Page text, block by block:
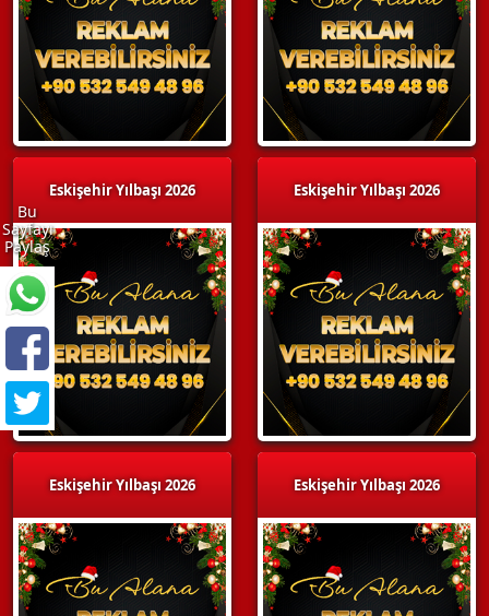
Eskişehir Yılbaşı 2026
Eskişehir Yılbaşı 2026
Eskişehir Yılbaşı 2026
Eskişehir Yılbaşı 2026
Bu
Sayfayı
Paylaş